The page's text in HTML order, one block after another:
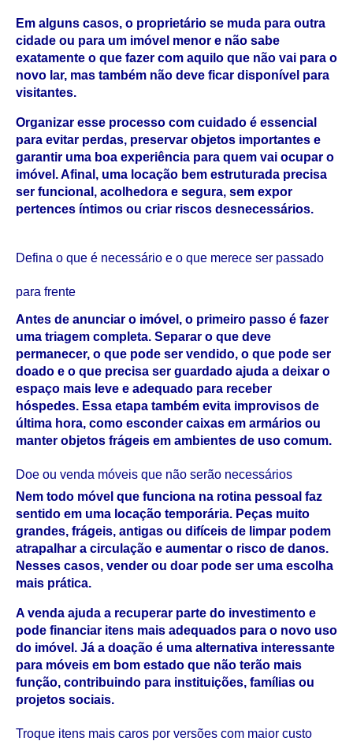
Em alguns casos, o proprietário se muda para outra
cidade ou para um imóvel menor e não sabe
exatamente o que fazer com aquilo que não vai para o
novo lar, mas também não deve ficar disponível para
visitantes.
Organizar esse processo com cuidado é essencial
para evitar perdas, preservar objetos importantes e
garantir uma boa experiência para quem vai ocupar o
imóvel. Afinal, uma locação bem estruturada precisa
ser funcional, acolhedora e segura, sem expor
pertences íntimos ou criar riscos desnecessários.
Defina o que é necessário e o que merece ser passado
para frente
Antes de anunciar o imóvel, o primeiro passo é fazer
uma triagem completa. Separar o que deve
permanecer, o que pode ser vendido, o que pode ser
doado e o que precisa ser guardado ajuda a deixar o
espaço mais leve e adequado para receber
hóspedes. Essa etapa também evita improvisos de
última hora, como esconder caixas em armários ou
manter objetos frágeis em ambientes de uso comum.
Doe ou venda móveis que não serão necessários
Nem todo móvel que funciona na rotina pessoal faz
sentido em uma locação temporária. Peças muito
grandes, frágeis, antigas ou difíceis de limpar podem
atrapalhar a circulação e aumentar o risco de danos.
Nesses casos, vender ou doar pode ser uma escolha
mais prática.
A venda ajuda a recuperar parte do investimento e
pode financiar itens mais adequados para o novo uso
do imóvel. Já a doação é uma alternativa interessante
para móveis em bom estado que não terão mais
função, contribuindo para instituições, famílias ou
projetos sociais.
Troque itens mais caros por versões com maior custo